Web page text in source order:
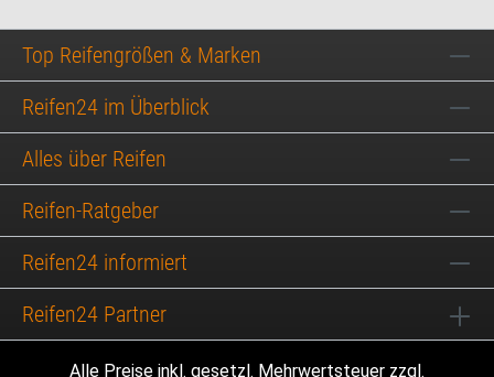
Top Reifengrößen & Marken
Reifen24 im Überblick
Alles über Reifen
Reifen-Ratgeber
Reifen24 informiert
Reifen24 Partner
Alle Preise inkl. gesetzl. Mehrwertsteuer zzgl.